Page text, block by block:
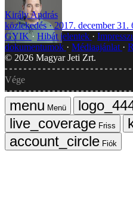
Király András
közlekedés
2017. december 31.
GYIK Hibát jelentek
dokumentumok
Médiaajánlat
© 2026 Magyar Jeti Zrt.
Vége
Menü
Friss
Fiók